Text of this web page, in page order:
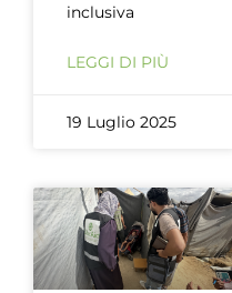
inclusiva
LEGGI DI PIÙ
19 Luglio 2025